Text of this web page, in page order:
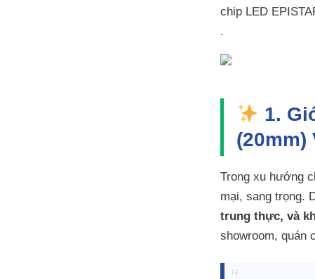
chip LED
.
1.
(20mm)
Trong xu hướng
mại, sang trọng.
trung thực, và
showroom, quán